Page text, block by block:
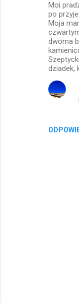
Moi
po
Moja
dwoma
dziadek,